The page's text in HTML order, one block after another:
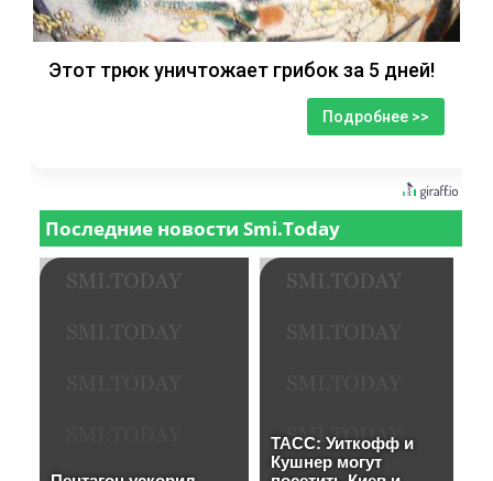
Этот трюк уничтожает грибок за 5 дней!
Подробнее >>